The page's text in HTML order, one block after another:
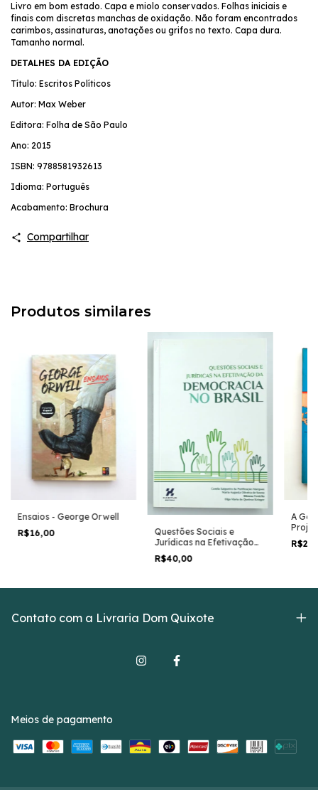
Livro em bom estado. Capa e miolo conservados. Folhas iniciais e
finais com discretas manchas de oxidação. Não foram encontrados
carimbos, assinaturas, anotações ou grifos no texto. Capa dura.
Tamanho normal.
DETALHES DA EDIÇÃO
Título: Escritos Políticos
Autor: Max Weber
Editora: Folha de São Paulo
Ano: 2015
ISBN: 9788581932613
Idioma: Português
Acabamento: Brochura
Compartilhar
Produtos similares
Ensaios - George Orwell
R$16,00
Questões Sociais e
Jurídicas na Efetivação
da Democracia no Brasil -
Camila Salgueiro da
R$40,00
A
Contato com a Livraria Dom Quixote
Meios de pagamento